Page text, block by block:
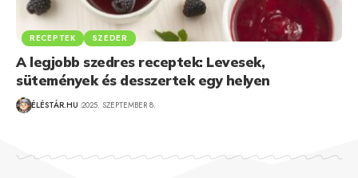
RECEPTEK SZEDER
A legjobb szedres receptek: Levesek,
sütemények és desszertek egy helyen
ÉLÉSTÁR.HU 2025. SZEPTEMBER 8.